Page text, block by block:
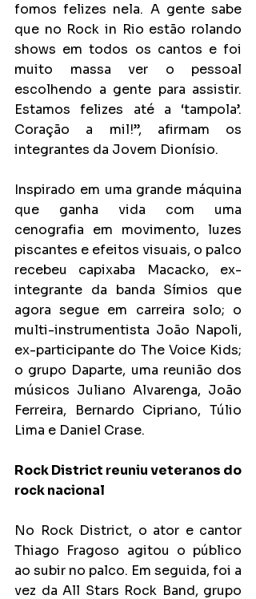
fomos felizes nela. A gente sabe
que no Rock in Rio estão rolando
shows em todos os cantos e foi
muito massa ver o pessoal
escolhendo a gente para assistir.
Estamos felizes até a ‘tampola’.
Coração a mil!”, afirmam os
integrantes da Jovem Dionísio.
Inspirado em uma grande máquina
que ganha vida com uma
cenografia em movimento, luzes
piscantes e efeitos visuais, o palco
recebeu capixaba Macacko, ex-
integrante da banda Símios que
agora segue em carreira solo; o
multi-instrumentista João Napoli,
ex-participante do The Voice Kids;
o grupo Daparte, uma reunião dos
músicos Juliano Alvarenga, João
Ferreira, Bernardo Cipriano, Túlio
Lima e Daniel Crase.
Rock District reuniu veteranos do
rock nacional
No Rock District, o ator e cantor
Thiago Fragoso agitou o público
ao subir no palco. Em seguida, foi a
vez da All Stars Rock Band, grupo